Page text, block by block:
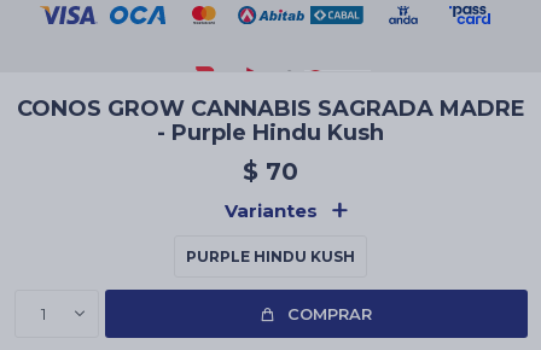
CONOS GROW CANNABIS SAGRADA MADRE
- Purple Hindu Kush
$ 70
Variantes
PURPLE HINDU KUSH
1 COMPRAR
© Copyright 2026 / La Casa de las Velas